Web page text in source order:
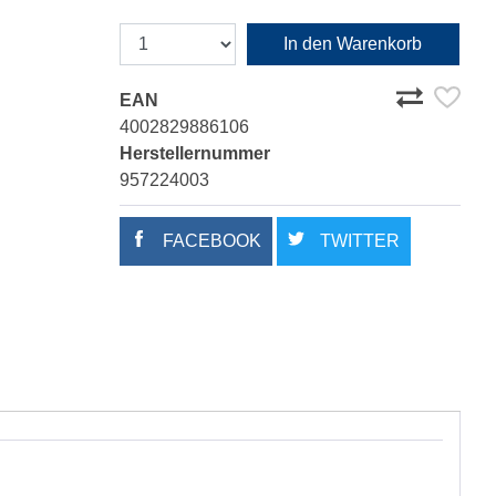
In den Warenkorb
EAN
4002829886106
Herstellernummer
957224003
FACEBOOK TWITTER